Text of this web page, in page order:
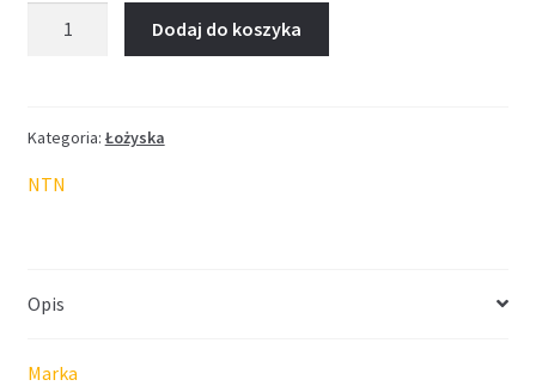
60*85*1
Dodaj do koszyka
Kategoria: Łożyska
NTN
Opis
Marka